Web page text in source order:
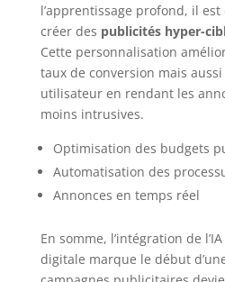
l’apprentissage profond, il
créer des publicités hyper-
Cette personnalisation
taux de conversion mais aussi
utilisateur en rendant les
moins intrusives.
Optimisation des budgets
Automatisation des
Annonces en temps réel
En somme, l’intégration de
digitale marque le début